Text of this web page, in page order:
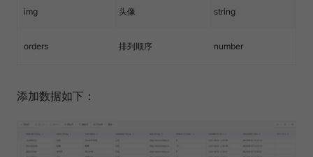
img 头像 string
orders 排列顺序 number
添加数据如下：